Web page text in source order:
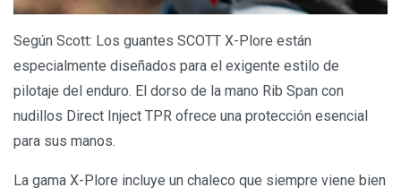
Según Scott: Los guantes SCOTT X-Plore están
especialmente diseñados para el exigente estilo de
pilotaje del enduro. El dorso de la mano Rib Span con
nudillos Direct Inject TPR ofrece una protección esencial
para sus manos.
La gama X-Plore incluye un chaleco que siempre viene bien